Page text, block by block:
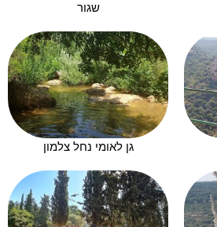
שגור
גן לאומי נחל צלמון